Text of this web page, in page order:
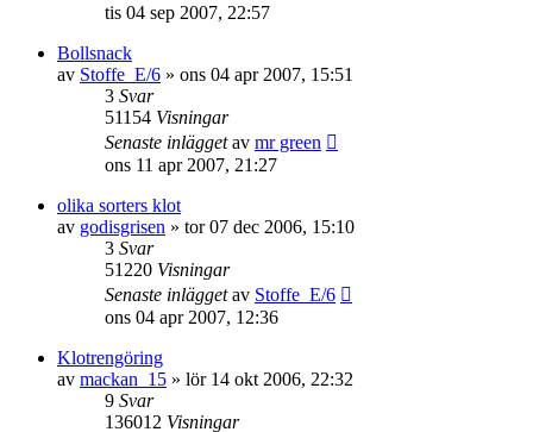
tis 04 sep 2007, 22:57
Bollsnack
av Stoffe_E/6 » ons 04 apr 2007, 15:51
3 Svar
51154 Visningar
Senaste inläggetav mr green
ons 11 apr 2007, 21:27
olika sorters klot
av godisgrisen » tor 07 dec 2006, 15:10
3 Svar
51220 Visningar
Senaste inläggetav Stoffe_E/6
ons 04 apr 2007, 12:36
Klotrengöring
av mackan_15 » lör 14 okt 2006, 22:32
9 Svar
136012 Visningar